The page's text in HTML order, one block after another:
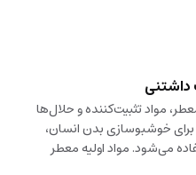
داشتنی
مواد تثبیت‌کننده و حلال‌ها
خوشبوسازی بدن انسان،
می‌شود. مواد اولیه معطر